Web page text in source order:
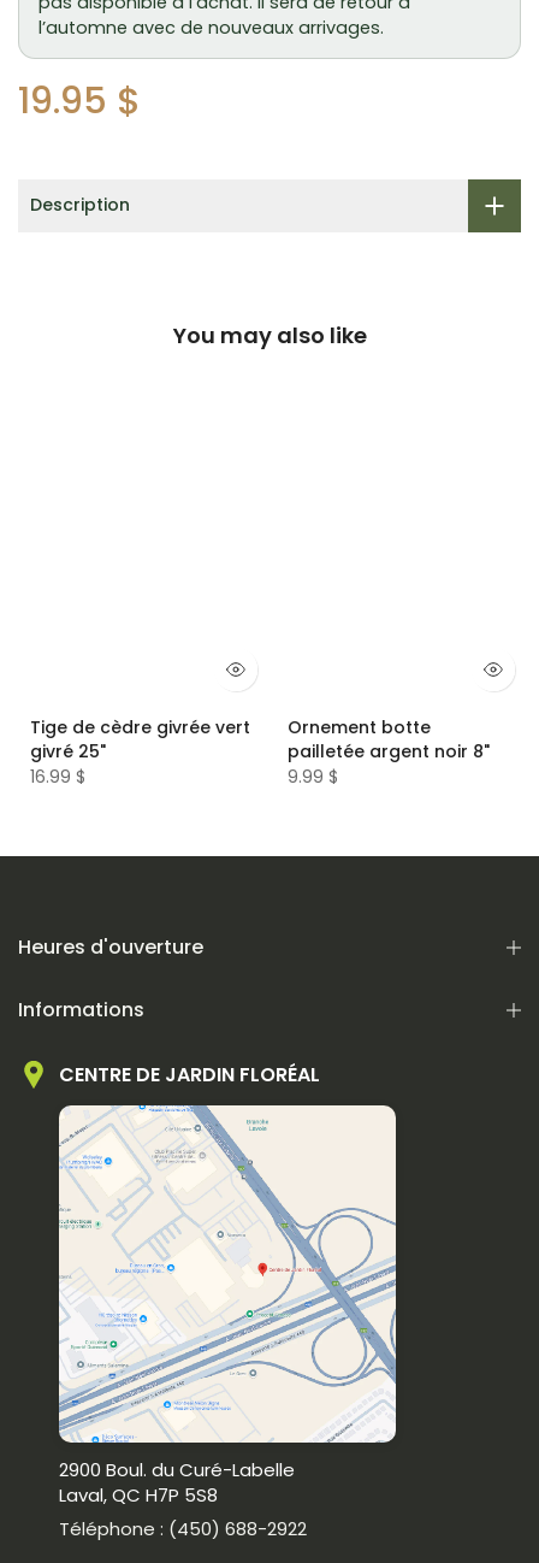
l’automne avec de nouveaux arrivages.
19.95 $
Description
You may also like
Tige de cèdre givrée vert
givré 25"
16.99 $
Ornement botte
pailletée argent noir 8"
9.99 $
Heures d'ouverture
Informations
CENTRE DE JARDIN FLORÉAL
2900 Boul. du Curé-Labelle
Laval, QC H7P 5S8
Téléphone : (450) 688-2922